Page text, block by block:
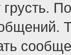
грусть.